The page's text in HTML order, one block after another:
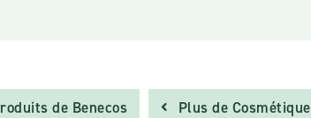
de Benecos Plus de Cosmétique